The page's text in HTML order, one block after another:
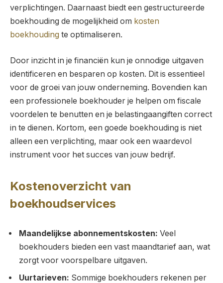
verplichtingen. Daarnaast biedt een gestructureerde
boekhouding de mogelijkheid om kosten
boekhouding te optimaliseren.
Door inzicht in je financiën kun je onnodige uitgaven
identificeren en besparen op kosten. Dit is essentieel
voor de groei van jouw onderneming. Bovendien kan
een professionele boekhouder je helpen om fiscale
voordelen te benutten en je belastingaangiften correct
in te dienen. Kortom, een goede boekhouding is niet
alleen een verplichting, maar ook een waardevol
instrument voor het succes van jouw bedrijf.
Kostenoverzicht van
boekhoudservices
Maandelijkse abonnementskosten: Veel
boekhouders bieden een vast maandtarief aan, wat
zorgt voor voorspelbare uitgaven.
Uurtarieven: Sommige boekhouders rekenen per